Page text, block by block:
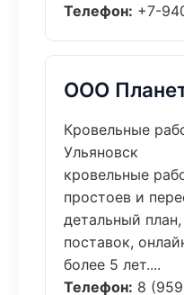
Телефон: +7-
ООО
Кровельные
Ульяновск
кровельные
простоев и
детальный
поставок,
более 5 лет....
Телефон: 8